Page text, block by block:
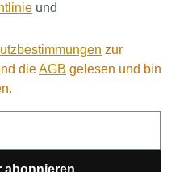
und
zur
dieAGB gelesen und bin
abonnieren